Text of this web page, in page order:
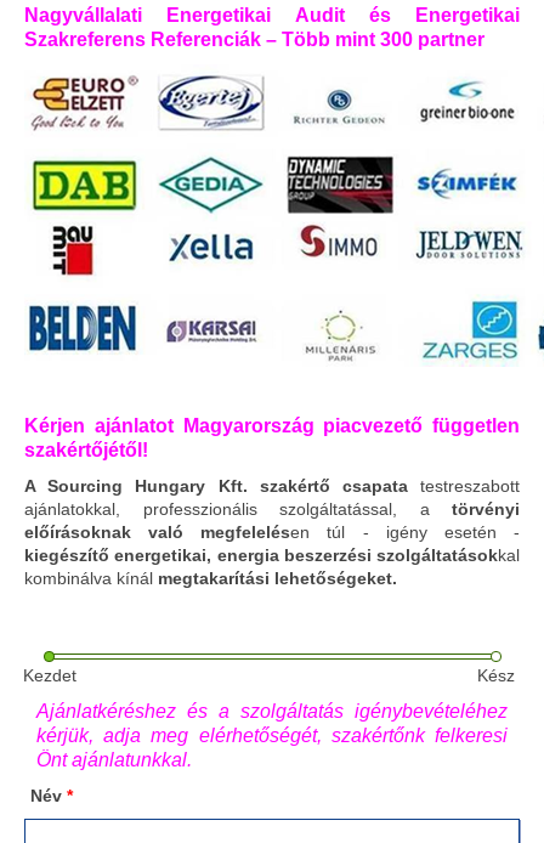
Nagyvállalati Energetikai Audit és Energetikai
Szakreferens Referenciák – Több mint 300 partner
Kérjen ajánlatot Magyarország piacvezető független
szakértőjétől!
A Sourcing Hungary Kft. szakértő csapatatestreszabott
ajánlatokkal, professzionális szolgáltatással, a törvényi
előírásoknak való megfelelésen túl - igény esetén -
kiegészítő energetikai, energia beszerzési szolgáltatásokkal
kombinálva kínál megtakarítási lehetőségeket.
Kezdet Kész
Ajánlatkéréshez és a szolgáltatás igénybevételéhez
kérjük, adja meg elérhetőségét, szakértőnk felkeresi
Önt ajánlatunkkal.
Név *